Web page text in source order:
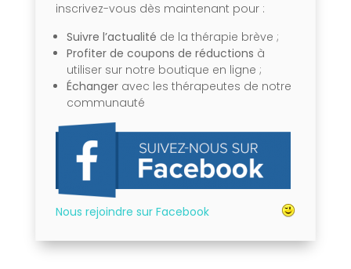
inscrivez-vous dès maintenant pour :
Suivre l’actualité de la thérapie brève ;
Profiter de coupons de réductions à
utiliser sur notre boutique en ligne ;
Échangeravec les thérapeutes de notre
communauté
Nous rejoindre sur Facebook